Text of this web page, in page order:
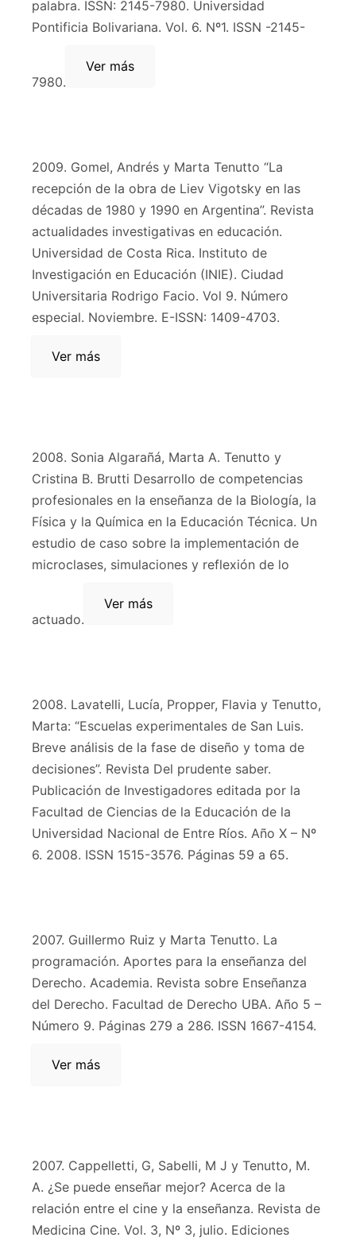
palabra. ISSN: 2145-7980. Universidad
Pontificia Bolivariana. Vol. 6. Nº1. ISSN -2145-
7980.
Ver más
2009. Gomel, Andrés y Marta Tenutto “La
recepción de la obra de Liev Vigotsky en las
décadas de 1980 y 1990 en Argentina”. Revista
actualidades investigativas en educación.
Universidad de Costa Rica. Instituto de
Investigación en Educación (INIE). Ciudad
Universitaria Rodrigo Facio. Vol 9. Número
especial. Noviembre. E-ISSN: 1409-4703.
Ver más
2008. Sonia Algarañá, Marta A. Tenutto y
Cristina B. Brutti Desarrollo de competencias
profesionales en la enseñanza de la Biología, la
Física y la Química en la Educación Técnica. Un
estudio de caso sobre la implementación de
microclases, simulaciones y reflexión de lo
actuado.
Ver más
2008. Lavatelli, Lucía, Propper, Flavia y Tenutto,
Marta: “Escuelas experimentales de San Luis.
Breve análisis de la fase de diseño y toma de
decisiones”. Revista Del prudente saber.
Publicación de Investigadores editada por la
Facultad de Ciencias de la Educación de la
Universidad Nacional de Entre Ríos. Año X – Nº
6. 2008. ISSN 1515-3576. Páginas 59 a 65.
2007. Guillermo Ruiz y Marta Tenutto. La
programación. Aportes para la enseñanza del
Derecho. Academia. Revista sobre Enseñanza
del Derecho. Facultad de Derecho UBA. Año 5 –
Número 9. Páginas 279 a 286. ISSN 1667-4154.
Ver más
2007. Cappelletti, G, Sabelli, M J y Tenutto, M.
A. ¿Se puede enseñar mejor? Acerca de la
relación entre el cine y la enseñanza. Revista de
Medicina Cine. Vol. 3, Nº 3, julio. Ediciones